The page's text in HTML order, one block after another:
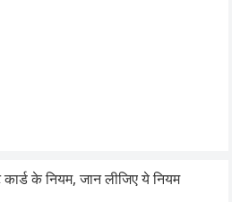
के नियम, जान लीजिए ये नियम